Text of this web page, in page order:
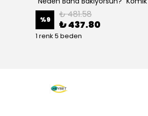
%9 ₺ 481.58
₺ 437.80
1 renk 5 beden